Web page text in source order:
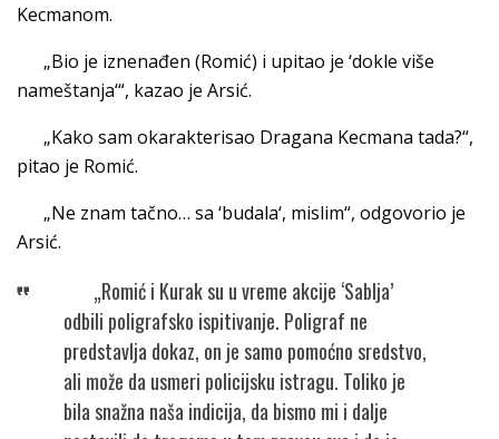
Kecmanom.
„Bio je iznenađen (Romić) i upitao je ‘dokle više
nameštanja‘“, kazao je Arsić.
„Kako sam okarakterisao Dragana Kecmana tada?“,
pitao je Romić.
„Ne znam tačno… sa ‘budala‘, mislim“, odgovorio je
Arsić.
„Romić i Kurak su u vreme akcije ‘Sablja’
odbili poligrafsko ispitivanje. Poligraf ne
predstavlja dokaz, on je samo pomoćno sredstvo,
ali može da usmeri policijsku istragu. Toliko je
bila snažna naša indicija, da bismo mi i dalje